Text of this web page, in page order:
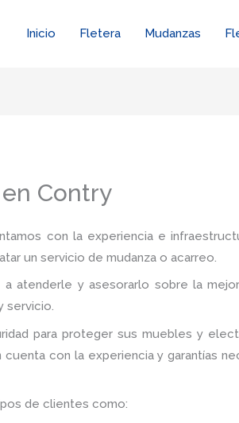
Inicio Fletera Mudanzas
Contry
con la experiencia e
un servicio de mudanza o acarreo.
atenderle y asesorarlo sobre la
servicio.
para proteger sus muebles y
con la experiencia y garantías
de clientes como: